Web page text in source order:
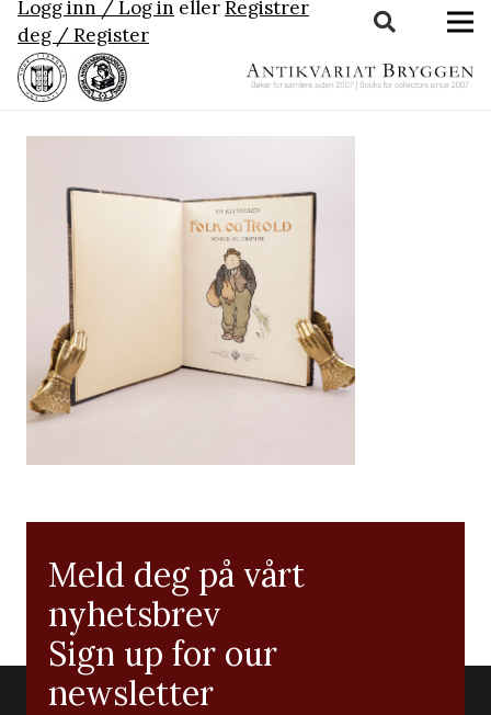
Logg inn / Log in ellerRegistrer
deg / Register
Meld deg på vårt
nyhetsbrev
Sign up for our
newsletter